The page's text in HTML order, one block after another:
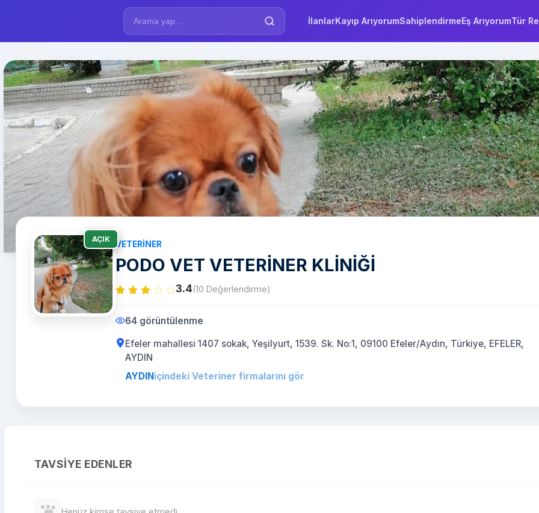
İlanlarKayıp ArıyorumSahiplendirmeEş ArıyorumTür
AÇIK
VETERINER
PODO VET VETERİNER KLİNİĞİ
3.4(10 Değerlendirme)
64 görüntülenme
Efeler mahallesi 1407 sokak, Yeşilyurt, 1539. Sk. No:1, 09100 Efeler/Aydın, Türkiye, EFELER,
AYDIN
AYDINiçindeki Veteriner firmalarını gör
TAVSIYE EDENLER